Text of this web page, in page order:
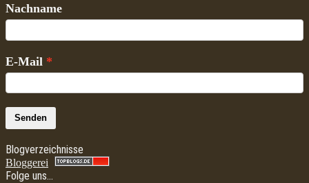
Nachname
E-Mail
Senden
Blogverzeichnisse
Bloggerei
Folge uns…